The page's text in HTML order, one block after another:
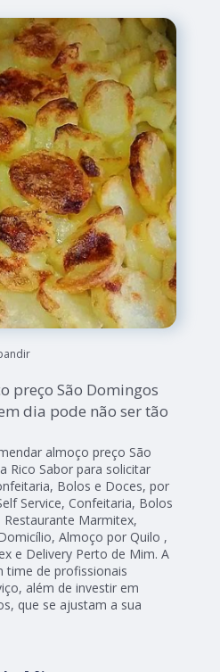
preço São Domingos
dia pode não ser tão
almoço preço São
Rico Sabor para solicitar
Bolos e Doces, por
Service, Confeitaria, Bolos
Marmitex,
Almoço por Quilo ,
e Delivery Perto de Mim. A
time de profissionais
além de investir em
que se ajustam a sua